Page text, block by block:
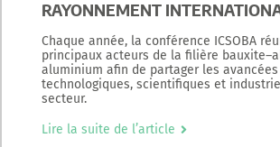
RAYONNEMENT
Chaque année, la conférence ICSOBA
principaux acteurs de la filière
aluminium afin de partager les avancées
technologiques, scientifiques et
secteur.
Lire la suite de l’article